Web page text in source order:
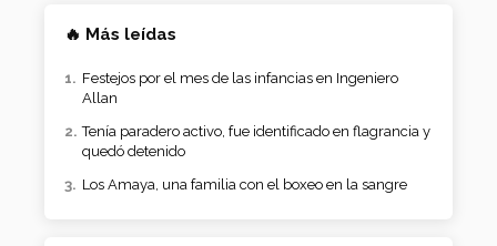
🔥 Más leídas
Festejos por el mes de las infancias en Ingeniero
Allan
Tenía paradero activo, fue identificado en flagrancia y
quedó detenido
Los Amaya, una familia con el boxeo en la sangre